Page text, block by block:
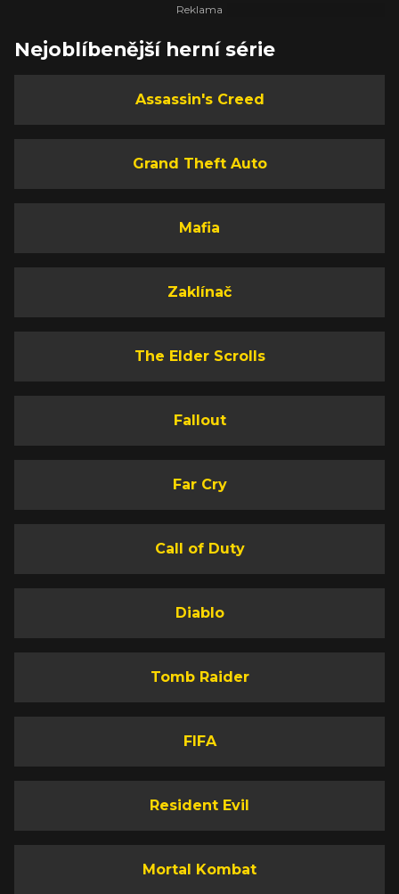
Nejoblíbenější herní série
Assassin's Creed
Grand Theft Auto
Mafia
Zaklínač
The Elder Scrolls
Fallout
Far Cry
Call of Duty
Diablo
Tomb Raider
FIFA
Resident Evil
Mortal Kombat